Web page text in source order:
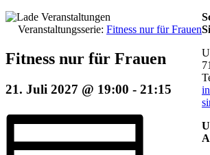
Veranstaltungsserie: Fitness nur für Frauen
Fitness nur für Frauen
21. Juli 2027 @ 19:00 - 21:15